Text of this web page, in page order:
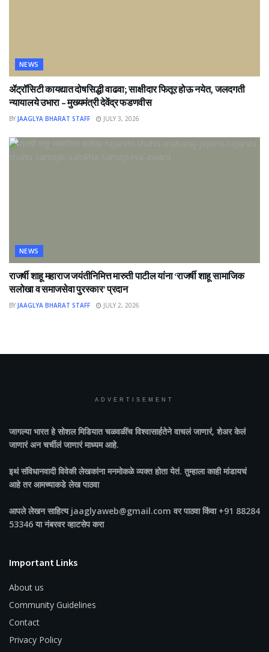
NEWS
ॲट्रॉसिटी कायद्यात दोषसिद्धी वाढवा; साक्षीदार फितूर होऊ नयेत, जलदगती
न्यायालये उभारा – मुख्यमंत्री देवेंद्र फडणवीस
BY JAAGLYA BHARAT STAFF JULY 3, 2026
NEWS
राजर्षी शाहू महाराज जयंतीनिमित्त मारुती पाटील यांना ‘राजर्षी शाहू सामाजिक
सलोखा व समाजसेवा पुरस्कार’ प्रदान
BY JAAGLYA BHARAT STAFF JULY 2, 2026
ADVERTISEMENT
जागल्या भारतहे सोशल मिडियात चळवळींच विश्वासार्हतेने वाचलं जाणारं, शेअर केलं
जाणारं अन चर्चीलं जाणारं माध्यम आहे.
इथं संविधानवादी विवेकी लेखकांना मनमोकळे व्यक्त होता येतं. तुम्हाला काही मांडायचं
आहे तर आमच्याकडे लेख पाठवा
आपले लेखन साहित्य jaaglyaweb@gmail.com वर पाठवा किंवा +91 88284
53346 या नंबरवर व्हाटसेप करा
Important Links
About us
Community Guidelines
Contact
Privacy Policy